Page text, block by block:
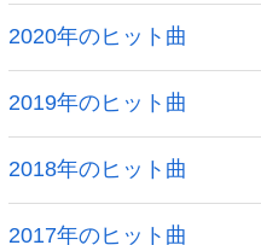
2020年のヒット曲
2019年のヒット曲
2018年のヒット曲
2017年のヒット曲